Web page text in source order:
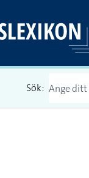
Sök: